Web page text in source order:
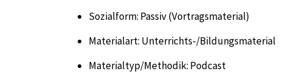
Sozialform: Passiv (Vortragsmaterial)
Materialart: Unterrichts-/Bildungsmaterial
Materialtyp/Methodik: Podcast